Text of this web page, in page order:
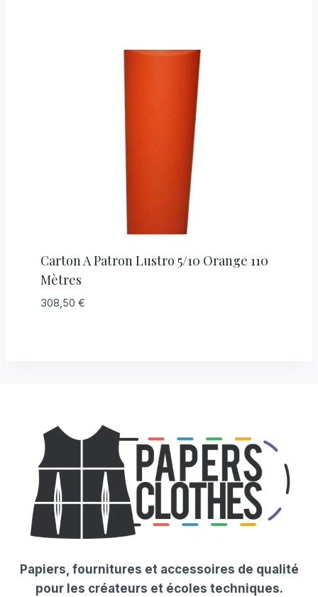
Carton A Patron Lustro 5/10 Orange 110
Mètres
308,50 €
Papiers, fournitures et accessoires de qualité
pour les créateurs et écoles techniques.